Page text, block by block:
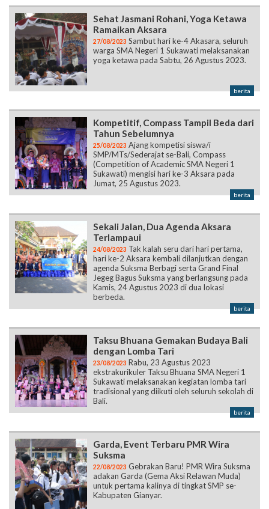
Sehat Jasmani Rohani, Yoga Ketawa
Ramaikan Aksara
27/08/2023 Sambut hari ke-4 Akasara, seluruh
warga SMA Negeri 1 Sukawati melaksanakan
yoga ketawa pada Sabtu, 26 Agustus 2023.
berita
Kompetitif, Compass Tampil Beda dari
Tahun Sebelumnya
25/08/2023 Ajang kompetisi siswa/i
SMP/MTs/Sederajat se-Bali, Compass
(Competition of Academic SMA Negeri 1
Sukawati) mengisi hari ke-3 Aksara pada
Jumat, 25 Agustus 2023.
berita
Sekali Jalan, Dua Agenda Aksara
Terlampaui
24/08/2023 Tak kalah seru dari hari pertama,
hari ke-2 Aksara kembali dilanjutkan dengan
agenda Suksma Berbagi serta Grand Final
Jegeg Bagus Suksma yang berlangsung pada
Kamis, 24 Agustus 2023 di dua lokasi
berbeda.
berita
Taksu Bhuana Gemakan Budaya Bali
dengan Lomba Tari
23/08/2023 Rabu, 23 Agustus 2023
ekstrakurikuler Taksu Bhuana SMA Negeri 1
Sukawati melaksanakan kegiatan lomba tari
tradisional yang diikuti oleh seluruh sekolah di
Bali.
berita
Garda, Event Terbaru PMR Wira
Suksma
22/08/2023 Gebrakan Baru! PMR Wira Suksma
adakan Garda (Gema Aksi Relawan Muda)
untuk pertama kalinya di tingkat SMP se-
Kabupaten Gianyar.